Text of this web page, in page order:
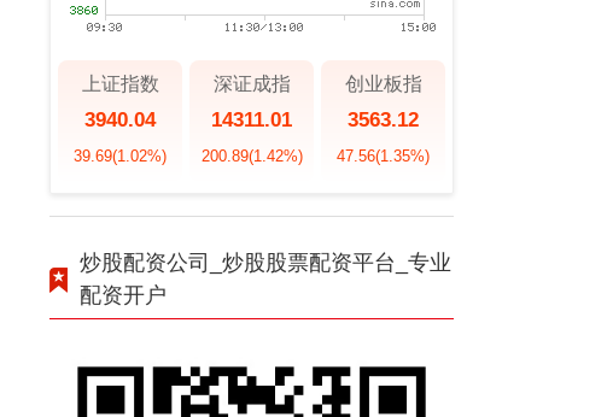
上证指数
3940.04
39.69(1.02%)
深证成指
14311.01
200.89(1.42%)
创业板指
3563.12
47.56(1.35%)
炒股配资公司_炒股股票配资平台_专业
配资开户